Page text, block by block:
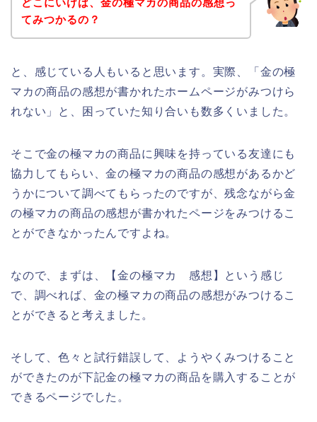
どこにいけば、金の極マカの商品の感想っ
てみつかるの？
と、感じている人もいると思います。実際、「金の極
マカの商品の感想が書かれたホームページがみつけら
れない」と、困っていた知り合いも数多くいました。
そこで金の極マカの商品に興味を持っている友達にも
協力してもらい、金の極マカの商品の感想があるかど
うかについて調べてもらったのですが、残念ながら金
の極マカの商品の感想が書かれたページをみつけるこ
とができなかったんですよね。
なので、まずは、【金の極マカ 感想】という感じ
で、調べれば、金の極マカの商品の感想がみつけるこ
とができると考えました。
そして、色々と試行錯誤して、ようやくみつけること
ができたのが下記金の極マカの商品を購入することが
できるページでした。